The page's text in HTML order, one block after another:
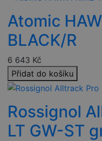
Atomic
BLACK/R
6 643 Kč
Přidat do košíku
Rossignol
LT GW-ST